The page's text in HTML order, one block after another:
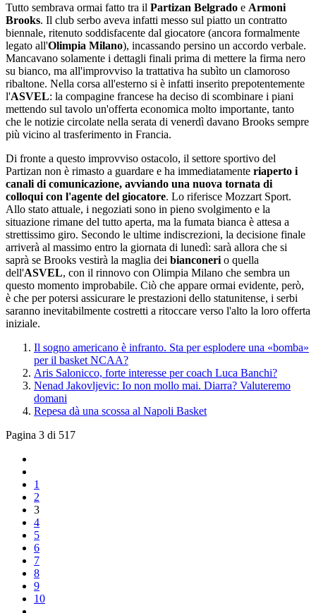
Tutto sembrava ormai fatto tra il Partizan Belgrado e Armoni
Brooks. Il club serbo aveva infatti messo sul piatto un contratto
biennale, ritenuto soddisfacente dal giocatore (ancora formalmente
legato all'Olimpia Milano), incassando persino un accordo verbale.
Mancavano solamente i dettagli finali prima di mettere la firma nero
su bianco, ma all'improvviso la trattativa ha subìto un clamoroso
ribaltone. Nella corsa all'esterno si è infatti inserito prepotentemente
l'ASVEL: la compagine francese ha deciso di scombinare i piani
mettendo sul tavolo un'offerta economica molto importante, tanto
che le notizie circolate nella serata di venerdì davano Brooks sempre
più vicino al trasferimento in Francia.
Di fronte a questo improvviso ostacolo, il settore sportivo del
Partizan non è rimasto a guardare e ha immediatamente riaperto i
canali di comunicazione, avviando una nuova tornata di
colloqui con l'agente del giocatore. Lo riferisce Mozzart Sport.
Allo stato attuale, i negoziati sono in pieno svolgimento e la
situazione rimane del tutto aperta, ma la fumata bianca è attesa a
strettissimo giro. Secondo le ultime indiscrezioni, la decisione finale
arriverà al massimo entro la giornata di lunedì: sarà allora che si
saprà se Brooks vestirà la maglia dei bianconeri o quella
dell'ASVEL, con il rinnovo con Olimpia Milano che sembra un
questo momento improbabile. Ciò che appare ormai evidente, però,
è che per potersi assicurare le prestazioni dello statunitense, i serbi
saranno inevitabilmente costretti a ritoccare verso l'alto la loro offerta
iniziale.
Il sogno americano è infranto. Sta per esplodere una «bomba»
per il basket NCAA?
Aris Salonicco, forte interesse per coach Luca Banchi?
Nenad Jakovljevic: Io non mollo mai. Diarra? Valuteremo
domani
Repesa dà una scossa al Napoli Basket
Pagina 3 di 517
1
2
3
4
5
6
7
8
9
10